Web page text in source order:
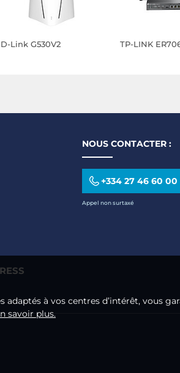
D-Link G530V2 TP-LINK
NOUS CONTACTER :
+334 27 46 60 00
Appel non surtaxé
à vos centres d’intérêt, vous
savoir plus.